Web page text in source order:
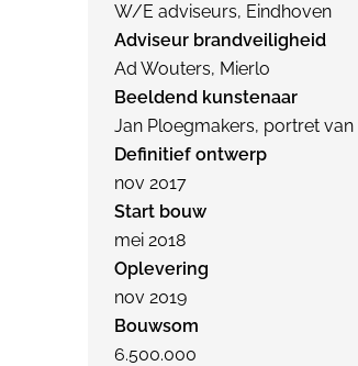
W/E adviseurs, Eindhoven
Adviseur brandveiligheid
Ad Wouters, Mierlo
Beeldend kunstenaar
Jan Ploegmakers, portret
Definitief ontwerp
nov 2017
Start bouw
mei 2018
Oplevering
nov 2019
Bouwsom
6.500.000